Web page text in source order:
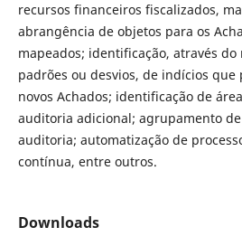
recursos financeiros fiscalizados,
abrangência de objetos para os
mapeados; identificação, através
padrões ou desvios, de indícios que
novos Achados; identificação de
auditoria adicional; agrupamento
auditoria; automatização de
contínua, entre outros.
Downloads